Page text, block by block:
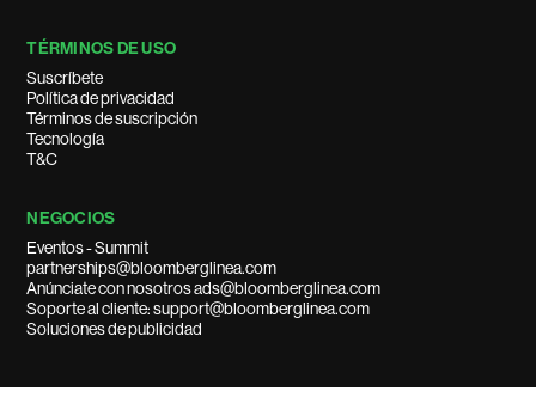
TÉRMINOS DE USO
Suscríbete
Política de privacidad
Términos de suscripción
Tecnología
T&C
NEGOCIOS
Eventos - Summit
partnerships@bloomberglinea.com
Anúnciate con nosotros ads@bloomberglinea.com
Soporte al cliente: support@bloomberglinea.com
Soluciones de publicidad